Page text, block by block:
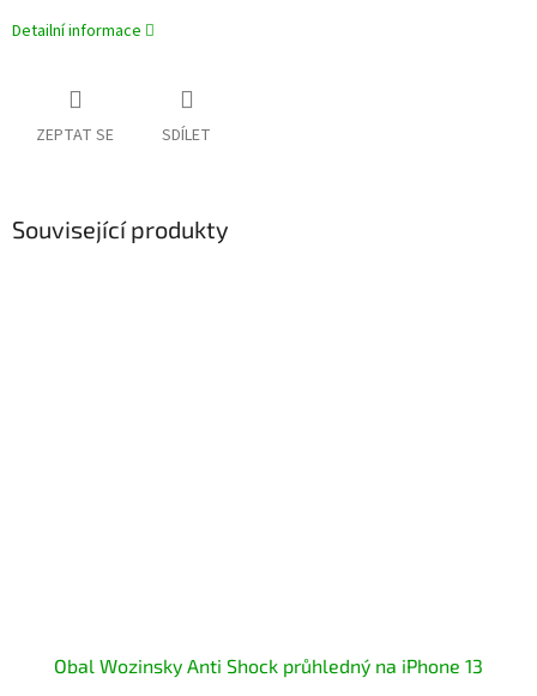
Detailní informace
ZEPTAT SE SDÍLET
Související produkty
Obal Wozinsky Anti Shock průhledný na iPhone 13